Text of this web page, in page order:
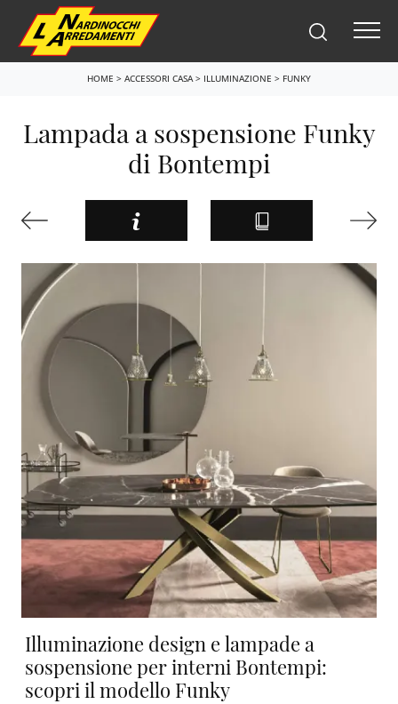
HOME > ACCESSORI CASA> ILLUMINAZIONE > FUNKY
Lampada a sospensione Funky
di Bontempi
Illuminazione design e lampade a
sospensione per interni Bontempi:
scopri il modello Funky